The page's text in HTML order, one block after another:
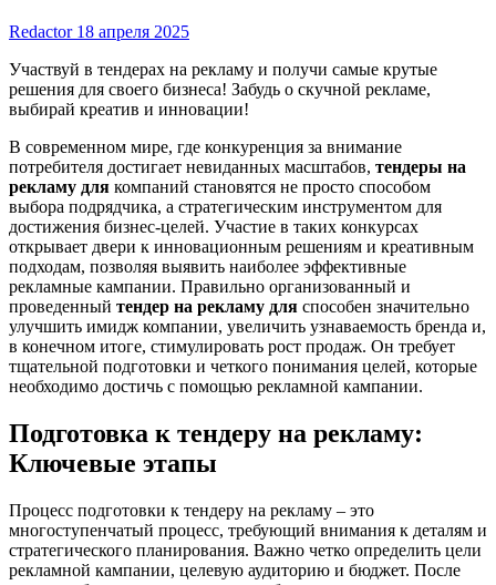
Redactor 18 апреля 2025
Участвуй в тендерах на рекламу и получи самые крутые
решения для своего бизнеса! Забудь о скучной рекламе,
выбирай креатив и инновации!
В современном мире, где конкуренция за внимание
потребителя достигает невиданных масштабов, тендеры на
рекламу для компаний становятся не просто способом
выбора подрядчика, а стратегическим инструментом для
достижения бизнес-целей. Участие в таких конкурсах
открывает двери к инновационным решениям и креативным
подходам, позволяя выявить наиболее эффективные
рекламные кампании. Правильно организованный и
проведенный тендер на рекламу для способен значительно
улучшить имидж компании, увеличить узнаваемость бренда и,
в конечном итоге, стимулировать рост продаж. Он требует
тщательной подготовки и четкого понимания целей, которые
необходимо достичь с помощью рекламной кампании.
Подготовка к тендеру на рекламу:
Ключевые этапы
Процесс подготовки к тендеру на рекламу – это
многоступенчатый процесс, требующий внимания к деталям и
стратегического планирования. Важно четко определить цели
рекламной кампании, целевую аудиторию и бюджет. После